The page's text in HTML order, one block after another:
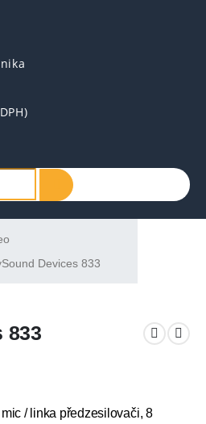
Sound Devices 833
833
/ linka předzesilovači, 8